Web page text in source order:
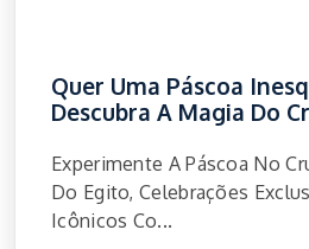
Quer Uma Páscoa
Descubra A Magia Do
Experimente A Páscoa No
Do Egito, Celebrações
Icônicos Co...